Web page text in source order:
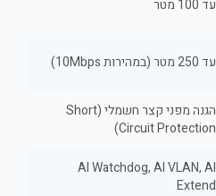
עד 100 מטר
עד 250 מטר (במהירות 10Mbps)
הגנה מפני קצר חשמלי (Short
Circuit Protection)
AI Watchdog, AI VLAN, AI
Extend